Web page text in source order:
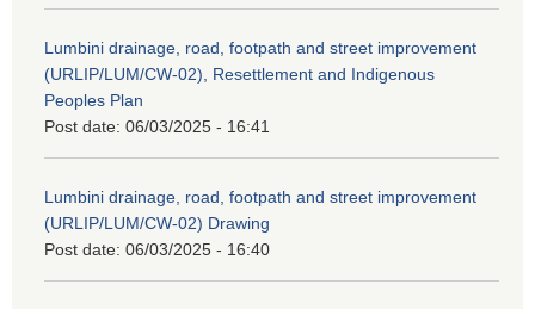
Lumbini drainage, road, footpath and street improvement
(URLIP/LUM/CW-02), Resettlement and Indigenous
Peoples Plan
Post date: 06/03/2025 - 16:41
Lumbini drainage, road, footpath and street improvement
(URLIP/LUM/CW-02) Drawing
Post date: 06/03/2025 - 16:40